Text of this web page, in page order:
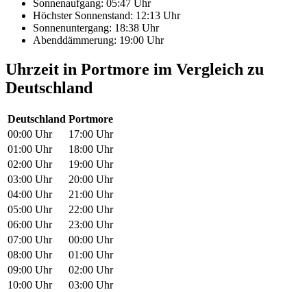
Sonnenaufgang: 05:47 Uhr
Höchster Sonnenstand: 12:13 Uhr
Sonnenuntergang: 18:38 Uhr
Abenddämmerung: 19:00 Uhr
Uhrzeit in Portmore im Vergleich zu
Deutschland
Deutschland Portmore
00:00 Uhr
17:00 Uhr
01:00 Uhr
18:00 Uhr
02:00 Uhr
19:00 Uhr
03:00 Uhr
20:00 Uhr
04:00 Uhr
21:00 Uhr
05:00 Uhr
22:00 Uhr
06:00 Uhr
23:00 Uhr
07:00 Uhr
00:00 Uhr
08:00 Uhr
01:00 Uhr
09:00 Uhr
02:00 Uhr
10:00 Uhr
03:00 Uhr